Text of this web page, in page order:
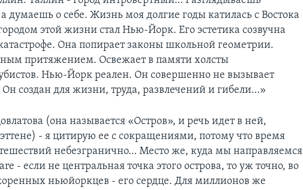
думаешь о себе. Жизнь моя долгие годы катилась с Востока
этой жизни стал Нью-Йорк. Его эстетика созвучна
Она попирает законы школьной геометрии.
притяжением. Освежает в памяти холсты
Нью-Йорк реален. Он совершенно не вызывает
Он создан для жизни, труда, развлечений и гибели…»
(она называется «Остров», и речь идет в ней,
- я цитирую ее с сокращениями, потому что время
небезгранично… Место же, куда мы направляемся
- если не центральная точка этого острова, то уж точно, во
ньюйоркцев - его сердце. Для миллионов же